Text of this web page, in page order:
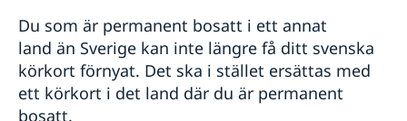
Om provisoriska pass, ordinarie pass och
nationella ID-kort
Provisoriska pass
Medborgarskap
Medborgarskap för barn födda i Danmark
Tentamen vid ambassaden
Du som är permanent bosatt i ett annat
land än Sverige kan inte längre få ditt svenska
körkort förnyat. Det ska i stället ersättas med
ett körkort i det land där du är permanent
bosatt.